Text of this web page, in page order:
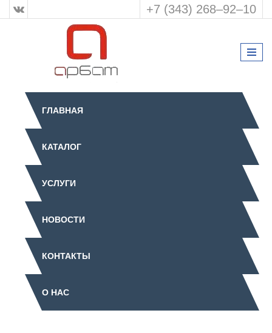
+7 (343) 268‒92‒10
ГЛАВНАЯ
КАТАЛОГ
УСЛУГИ
НОВОСТИ
КОНТАКТЫ
О НАС